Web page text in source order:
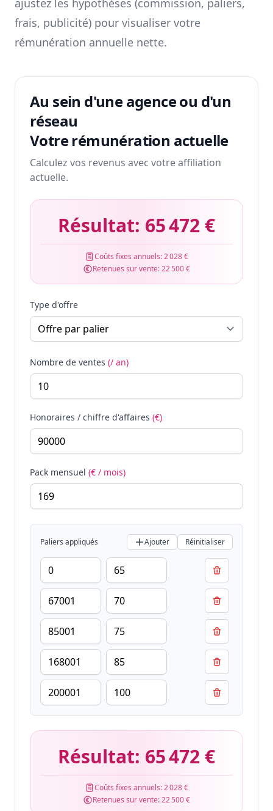
ajustez les hypothèses (commission, paliers,
frais, publicité) pour visualiser votre
rémunération annuelle nette.
Au sein d'une agence ou d'un
réseau
Votre rémunération actuelle
Calculez vos revenus avec votre affiliation
actuelle.
Résultat: 65 472 €
Coûts fixes annuels:2 028 €
Retenues sur vente:22 500 €
Type d'offre
Nombre de ventes (/ an)
Honoraires / chiffre d'affaires (€)
Pack mensuel (€ / mois)
Paliers appliqués Ajouter Réinitialiser
Résultat: 65 472 €
Coûts fixes annuels:2 028 €
Retenues sur vente:22 500 €